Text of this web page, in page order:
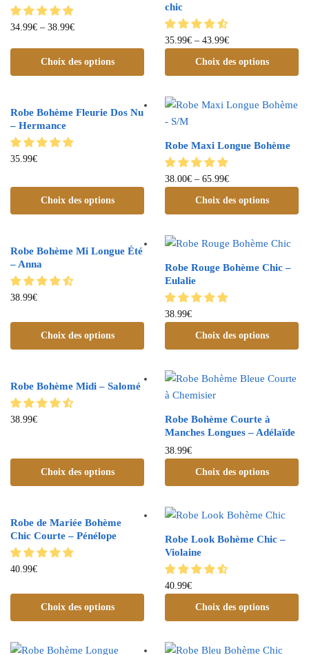
34.99€ – 38.99€
Choix des options
chic
35.99€ – 43.99€
Choix des options
Robe Bohème Fleurie Dos Nu
– Hermance
35.99€
Choix des options
Robe Maxi Longue Bohème
38.00€ – 65.99€
Choix des options
Robe Bohème Mi Longue Été
– Anna
38.99€
Choix des options
Robe Rouge Bohème Chic –
Eulalie
38.99€
Choix des options
Robe Bohème Midi – Salomé
38.99€
Choix des options
Robe Bohème Courte à
Manches Longues – Adélaïde
38.99€
Choix des options
Robe de Mariée Bohème
Chic Courte – Pénélope
40.99€
Choix des options
Robe Look Bohème Chic –
Violaine
40.99€
Choix des options